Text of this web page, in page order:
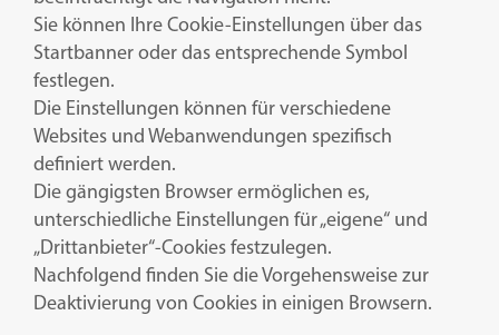
Sie können Ihre Cookie-Einstellungen über das
Startbanner oder das entsprechende Symbol
festlegen.
Die Einstellungen können für verschiedene
Websites und Webanwendungen spezifisch
definiert werden.
Die gängigsten Browser ermöglichen es,
unterschiedliche Einstellungen für „eigene“ und
„Drittanbieter“-Cookies festzulegen.
Nachfolgend finden Sie die Vorgehensweise zur
Deaktivierung von Cookies in einigen Browsern.